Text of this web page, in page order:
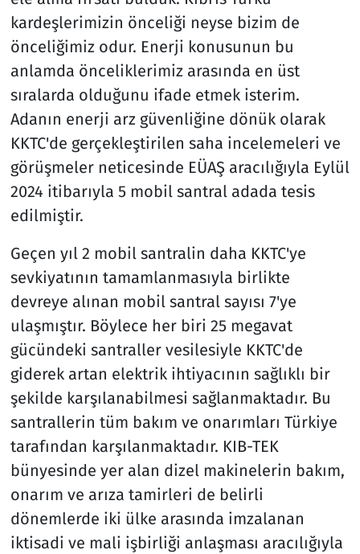
kardeşlerimizin önceliği neyse bizim de
önceliğimiz odur. Enerji konusunun bu
anlamda önceliklerimiz arasında en üst
sıralarda olduğunu ifade etmek isterim.
Adanın enerji arz güvenliğine dönük olarak
KKTC'de gerçekleştirilen saha incelemeleri ve
görüşmeler neticesinde EÜAŞ aracılığıyla Eylül
2024 itibarıyla 5 mobil santral adada tesis
edilmiştir.
Geçen yıl 2 mobil santralin daha KKTC'ye
sevkiyatının tamamlanmasıyla birlikte
devreye alınan mobil santral sayısı 7'ye
ulaşmıştır. Böylece her biri 25 megavat
gücündeki santraller vesilesiyle KKTC'de
giderek artan elektrik ihtiyacının sağlıklı bir
şekilde karşılanabilmesi sağlanmaktadır. Bu
santrallerin tüm bakım ve onarımları Türkiye
tarafından karşılanmaktadır. KIB-TEK
bünyesinde yer alan dizel makinelerin bakım,
onarım ve arıza tamirleri de belirli
dönemlerde iki ülke arasında imzalanan
iktisadi ve mali işbirliği anlaşması aracılığıyla